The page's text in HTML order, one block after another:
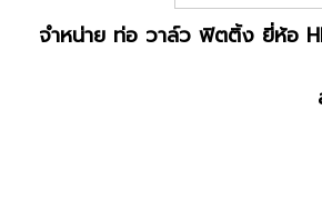
จำหน่าย ท่อ วาล์ว ฟิตติ้ง ยี่ห้อ